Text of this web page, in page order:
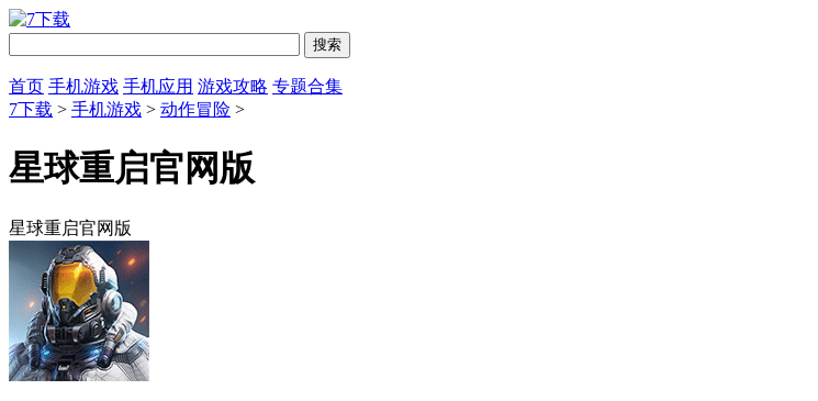
首页 手机游戏 手机应用 游戏攻略 专题合集
7下载 > 手机游戏 > 动作冒险 >
星球重启官网版
星球重启官网版